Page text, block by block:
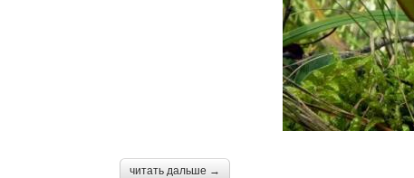
читать дальше →